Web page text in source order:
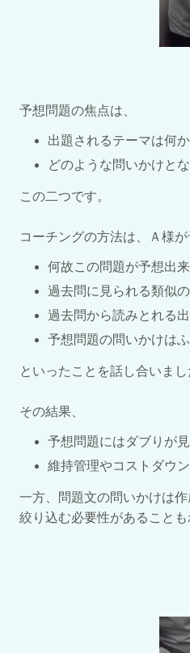
予想問題の焦点は、
出題されるテーマは何か
どのような問いかけと
この二つです。
コーチングの方法は、Ａ様
何故この問題が予想出
過去問に見られる類似
過去問から読みとれる
予想問題の問いかけは
といったことを話し合いまし
その結果、
予想問題にはダブりが
維持管理やコストダウ
一方、問題文の問いかけは
絞り込む必要性があることも